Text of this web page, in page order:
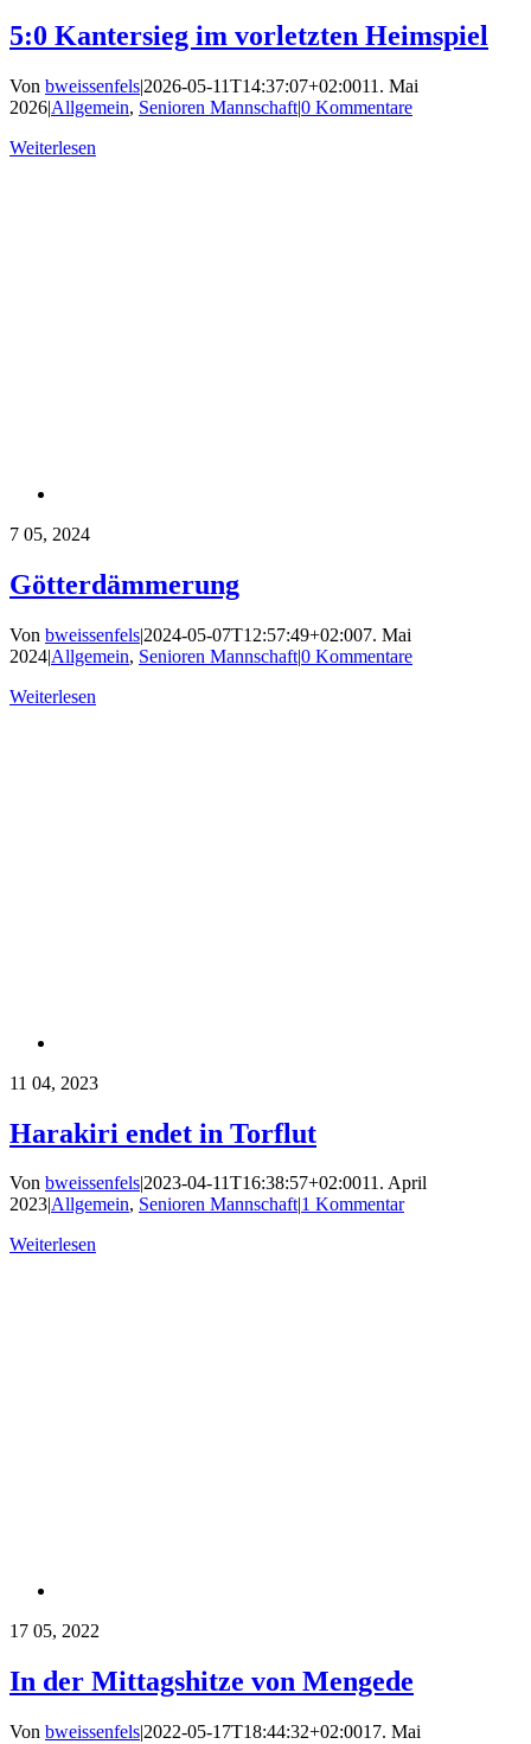
5:0 Kantersieg im vorletzten Heimspiel
Von bweissenfels|2026-05-11T14:37:07+02:0011. Mai
2026|Allgemein, Senioren Mannschaft|0 Kommentare
Weiterlesen
7 05, 2024
Götterdämmerung
Von bweissenfels|2024-05-07T12:57:49+02:007. Mai
2024|Allgemein, Senioren Mannschaft|0 Kommentare
Weiterlesen
11 04, 2023
Harakiri endet in Torflut
Von bweissenfels|2023-04-11T16:38:57+02:0011. April
2023|Allgemein, Senioren Mannschaft|1 Kommentar
Weiterlesen
17 05, 2022
In der Mittagshitze von Mengede
Von bweissenfels|2022-05-17T18:44:32+02:0017. Mai